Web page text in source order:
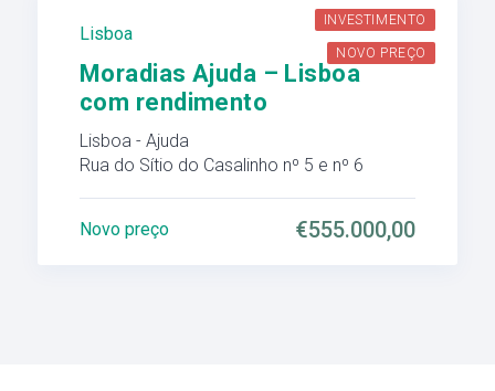
INVESTIMENTO
NOVO PREÇO
Lisboa
Moradias Ajuda – Lisboa
com rendimento
Lisboa - Ajuda
Rua do Sítio do Casalinho nº 5 e nº 6
€555.000,00
Novo preço